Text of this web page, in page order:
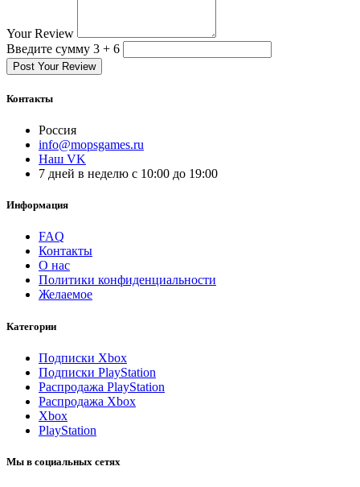
Your Review
Введите сумму 3 + 6
Post Your Review
Контакты
Россия
info@mopsgames.ru
Наш VK
7 дней в неделю с 10:00 до 19:00
Информация
FAQ
Контакты
О нас
Политики конфиденциальности
Желаемое
Категории
Подписки Xbox
Подписки PlayStation
Распродажа PlayStation
Распродажа Xbox
Xbox
PlayStation
Мы в социальных сетях